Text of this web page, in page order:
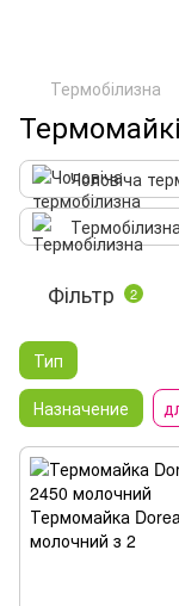
Термобілизна
Чоловіча
Фільтр 2
Тип
Назначение